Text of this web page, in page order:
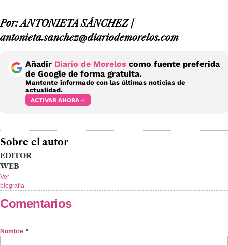
Por: ANTONIETA SÁNCHEZ /
antonieta.sanchez@diariodemorelos.com
Añadir Diario de Morelos como fuente preferida
de Google de forma gratuita.
Mantente informado con las últimas noticias de
actualidad.
ACTIVAR AHORA
Sobre el autor
EDITOR
WEB
Ver
biografía
Comentarios
Nombre *